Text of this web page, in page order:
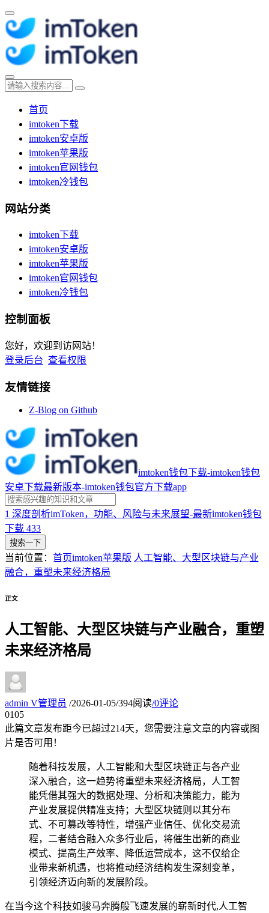
首页
imtoken下载
imtoken安卓版
imtoken苹果版
imtoken官网钱包
imtoken冷钱包
网站分类
imtoken下载
imtoken安卓版
imtoken苹果版
imtoken官网钱包
imtoken冷钱包
控制面板
您好，欢迎到访网站！
登录后台 查看权限
友情链接
Z-Blog on Github
imtoken钱包下载-imtoken钱包
安卓下载最新版本-imtoken钱包官方下载app
1 深度剖析imToken，功能、风险与未来展望-最新imtoken钱包
下载 433
搜索一下
当前位置： 首页imtoken苹果版 人工智能、大型区块链与产业
融合，重塑未来经济格局
正文
人工智能、大型区块链与产业融合，重塑
未来经济格局
admin V管理员 /2026-01-05/394阅读/0评论
0105
此篇文章发布距今已超过214天，您需要注意文章的内容或图
片是否可用！
随着科技发展，人工智能和大型区块链正与各产业
深入融合，这一趋势将重塑未来经济格局，人工智
能凭借其强大的数据处理、分析和决策能力，能为
产业发展提供精准支持；大型区块链则以其分布
式、不可篡改等特性，增强产业信任、优化交易流
程，二者结合融入众多行业后，将催生出新的商业
模式、提高生产效率、降低运营成本，这不仅给企
业带来新机遇，也将推动经济结构发生深刻变革，
引领经济迈向新的发展阶段。
在当今这个科技如骏马奔腾般飞速发展的崭新时代,人工智